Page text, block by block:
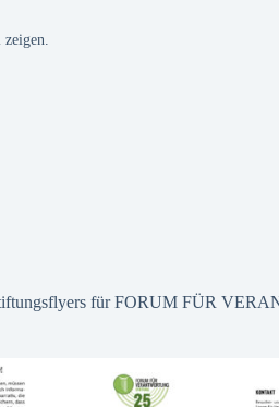
zeigen.
für FORUM FÜR